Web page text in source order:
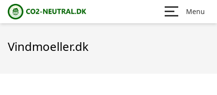
Menu
Vindmoeller.dk